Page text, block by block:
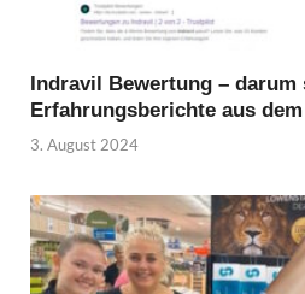
Indravil Bewertung – darum
Erfahrungsberichte aus
3. August 2024